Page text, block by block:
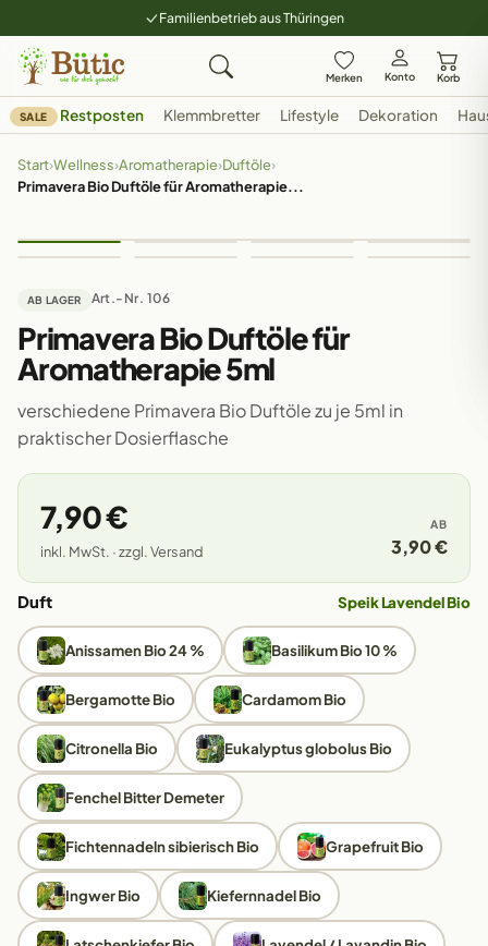
Familienbetrieb aus Thüringen
Merken Konto Korb
SALE Restposten Klemmbretter Lifestyle Dekoration
Start›Wellness›Aromatherapie›Duftöle›
Primavera Bio Duftöle für Aromatherapie...
AB LAGER Art.-Nr. 106
Primavera Bio Duftöle für
Aromatherapie 5ml
verschiedene Primavera Bio Duftöle zu je 5ml in
praktischer Dosierflasche
7,90 €
inkl. MwSt. · zzgl. Versand
AB
3,90 €
Duft Speik Lavendel Bio
Anissamen Bio 24 % Basilikum Bio 10 %
Bergamotte Bio Cardamom Bio
Citronella Bio Eukalyptus globolus Bio
Fenchel Bitter Demeter
Fichtennadeln sibierisch Bio Grapefruit Bio
Ingwer Bio Kiefernnadel Bio